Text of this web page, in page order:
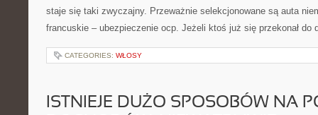
staje się taki zwyczajny. Przeważnie selekcjonowane są auta
francuskie – ubezpieczenie ocp. Jeżeli ktoś już się przekonał
CATEGORIES: WŁOSY
ISTNIEJE DUŻO SPOSOBÓW NA